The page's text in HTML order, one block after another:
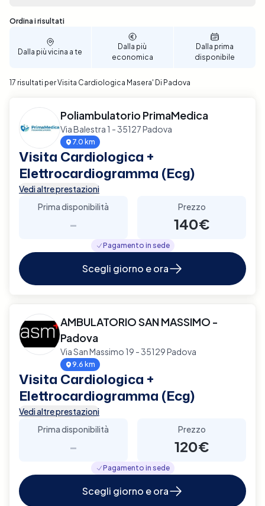
prenotazione è intuitivo e veloce, consentendoti di
selezionare la data e l'ora che più si adattano alle
tue esigenze personali. Prenota ora per garantire un
supporto diagnostico completo e affidabile per la
Sono stati trovati 17 risultati
Ordina i risultati
Dalla più vicina a te
Dalla più
economica
Dalla prima
disponibile
17 risultati per Visita Cardiologica Masera' Di Padova
Poliambulatorio PrimaMedica
Via Balestra 1 - 35127 Padova
7.0 km
Visita Cardiologica +
Elettrocardiogramma (Ecg)
Vedi altre prestazioni
Prima disponibilità
-
Prezzo
140€
Pagamento in sede
Scegli giorno e ora
AMBULATORIO SAN MASSIMO -
Padova
Via San Massimo 19 - 35129 Padova
9.6 km
Visita Cardiologica +
Elettrocardiogramma (Ecg)
Vedi altre prestazioni
Prima disponibilità
-
Prezzo
120€
Pagamento in sede
Scegli giorno e ora